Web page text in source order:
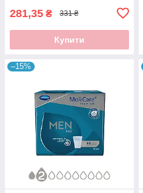
281,35 ₴ 331 ₴
Купити
–15%